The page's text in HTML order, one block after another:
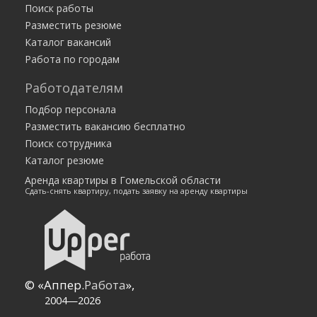
Все города
Поиск работы
Разместить резюме
Каталог вакансий
Работа по городам
Работодателям
Подбор персонала
Разместить вакансию бесплатно
Поиск сотрудника
Каталог резюме
Аренда квартиры в Гомельской области
Сдать-снять квартиру, подать заявку на аренду квартиры
© «Аппер.Работа»,
2004—2026